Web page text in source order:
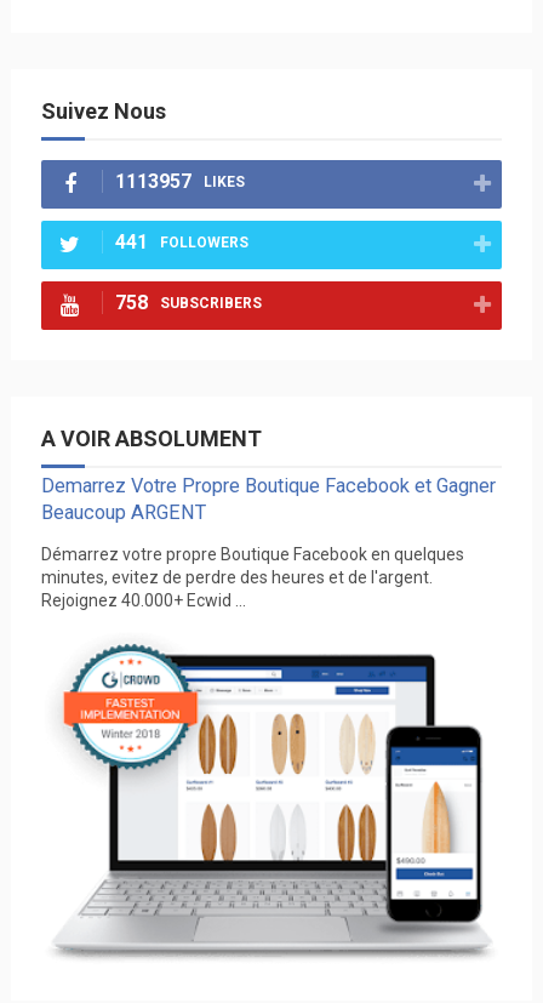
Suivez Nous
1113957 LIKES
441 FOLLOWERS
758 SUBSCRIBERS
A VOIR ABSOLUMENT
Demarrez Votre Propre Boutique Facebook et Gagner
Beaucoup ARGENT
Démarrez votre propre Boutique Facebook en quelques
minutes, evitez de perdre des heures et de l'argent.
Rejoignez 40.000+ Ecwid ...